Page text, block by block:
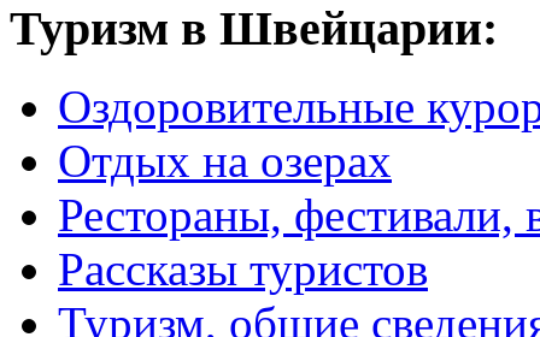
Туризм в Швейцарии:
Оздоровительные
Отдых на озерах
Рестораны, фестивали,
Рассказы туристов
Туризм, общие